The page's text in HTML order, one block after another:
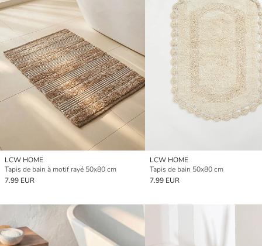
LCW HOME
Tapis de bain à motif rayé 50x80 cm
7.99 EUR
LCW HOME
Tapis de bain 50x80 cm
7.99 EUR